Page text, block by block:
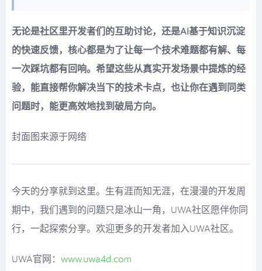
无论是社区里开发者们的互助讨论，还是AI基于知识沉淀
的快速反馈，核心都是为了让每一个技术难题都有解、每
一次踩坑都有回响。希望这些从真实开发场景中提炼的经
验，能直接帮你解决当下的技术卡点，也让你在遇到同类
问题时，能更高效地找到破局方向。
封面图来源于网络
今天的分享就到这里。生有涯而知无涯，在漫漫的开发周
期中，我们遇到的问题只是冰山一角，UWA社区愿伴你同
行，一起探索分享。欢迎更多的开发者加入UWA社区。
UWA官网： www.uwa4d.com